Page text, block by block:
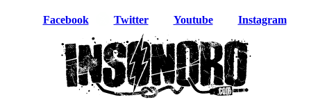
Facebook Twitter Youtube Instagram